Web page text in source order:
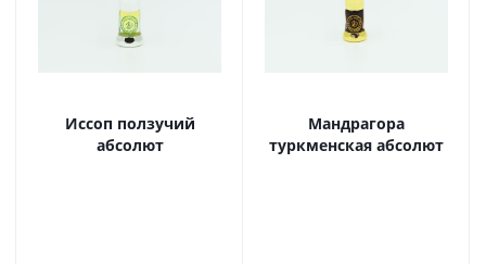
Иссоп ползучий
абсолют
Мандрагора
туркменская абсолют